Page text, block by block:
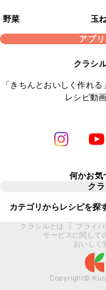
野菜 玉
アプ
クラシ
「きちんとおいしく作れ
レシピ動
何かお気
ク
カテゴリからレシピを探
クラシルとは プライ
サービスに関して
おいしく
Copyright©